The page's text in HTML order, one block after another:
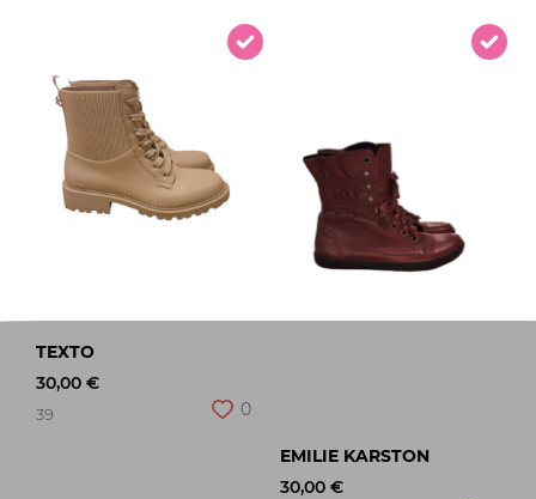
TEXTO
30,00 €
39 0
EMILIE KARSTON
30,00 €